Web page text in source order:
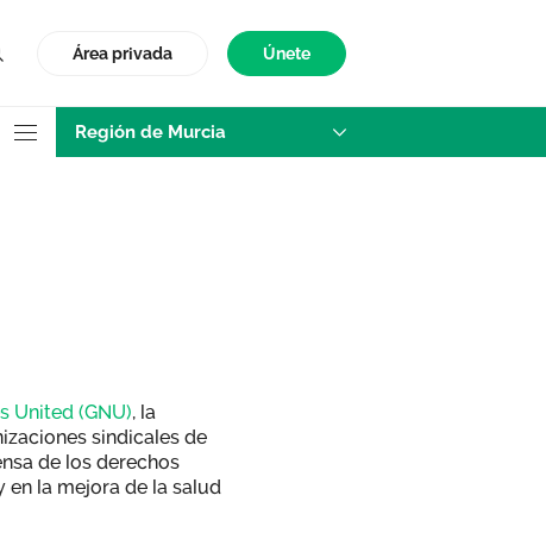
Área privada
Únete
Región de Murcia
United (GNU), la
sindicales de
de los derechos
en la mejora de la salud